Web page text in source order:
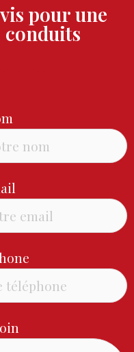
pour une